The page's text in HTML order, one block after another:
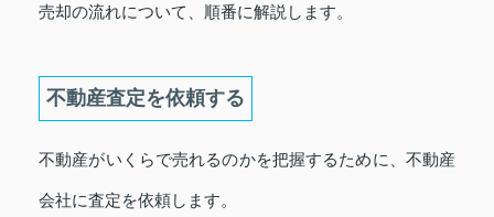
売却の流れについて、順番に解説します。
不動産査定を依頼する
不動産がいくらで売れるのかを把握するために、不動産
会社に査定を依頼します。